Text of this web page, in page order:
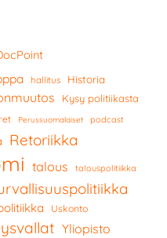
hallitus Historia
Kysy politiikasta
Perussuomalaiset podcast
Retoriikka
talous talouspolitiikka
Uskonto
Yliopisto